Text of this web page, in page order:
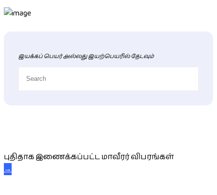
இயக்கப் பெயர் அல்லது இயற்பெயரில் தேடவும்
புதிதாக இணைக்கப்பட்ட மாவீரர் விபரங்கள்
→